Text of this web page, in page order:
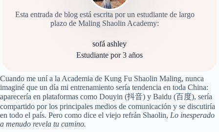
Esta entrada de blog está escrita por un estudiante de largo
plazo de Maling Shaolin Academy:
sofá ashley
Estudiante por 3 años
Cuando me uní a la Academia de Kung Fu Shaolin Maling, nunca
imaginé que un día mi entrenamiento sería tendencia en toda China:
aparecería en plataformas como Douyin (抖音) y Baidu (百度), sería
compartido por los principales medios de comunicación y se discutiría
en todo el país. Pero como dice el viejo refrán Shaolin, Lo inesperado
a menudo revela tu camino.